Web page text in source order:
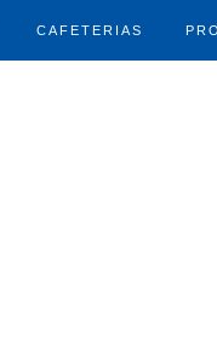
CAFETERIAS